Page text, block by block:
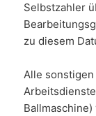
Selbstzahler
zu diesem
Alle